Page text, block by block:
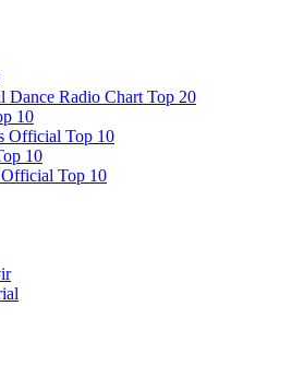
Dance Radio Chart Top 20
10
Official Top 10
10
Top 10